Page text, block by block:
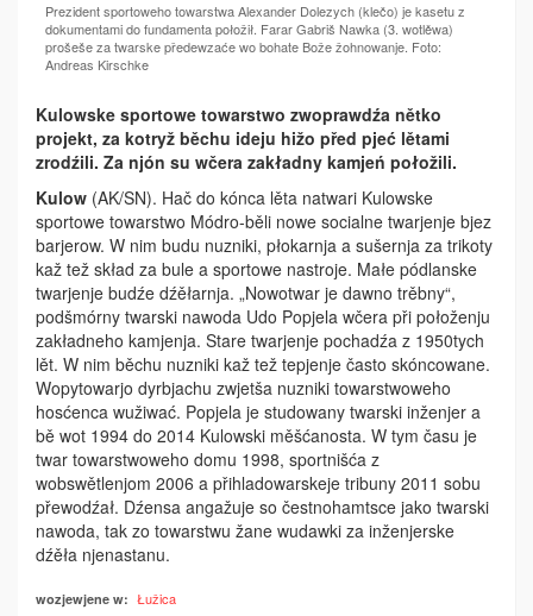
Prezident sportoweho towarstwa Alexander Dolezych (klečo) je kasetu z
dokumentami do fundamenta połožił. Farar Gabriš Nawka (3. wotlěwa)
prošeše za twarske předewzaće wo bohate Bože žohnowanje. Foto:
Andreas Kirschke
Kulowske sportowe towarstwo zwoprawdźa nětko
projekt, za kotryž běchu ideju hižo před pjeć lětami
zrodźili. Za njón­ su wčera zakładny kamjeń połožili.­
Kulow (AK/SN). Hač do kónca lěta natwari Kulowske
sportowe towarstwo Módro-běli nowe socialne twarjenje bjez
barjerow. W nim budu nuzniki, płokarnja a sušernja za trikoty
kaž tež skład za bule a sportowe nastroje. Małe pódlanske
twarjenje budźe dźěłarnja. „Nowo­twar je dawno trěbny“,
podšmórny twarski nawoda Udo Popjela wčera při połoženju
zakładneho kamjenja. Stare twarjenje pochadźa z 1950tych
lět. W nim běchu nuzniki kaž tež tepjenje často skóncowane.
Wopytowarjo dyrbjachu zwjetša nuzniki towarstwoweho
hosćenca wužiwać. Popjela je studowany twarski inženjer a
bě wot 1994 do 2014 Kulowski měšćanosta. W tym času je
twar towarstwoweho domu 1998, sportnišća z
wobswětlenjom 2006 a přihladowarskeje tribuny 2011 sobu
přewodźał. Dźensa angažuje so čestnohamtsce jako twarski
nawoda, tak zo towarstwu žane wudawki za inženjerske
dźěła njenastanu.
wozjewjene w: Łužica